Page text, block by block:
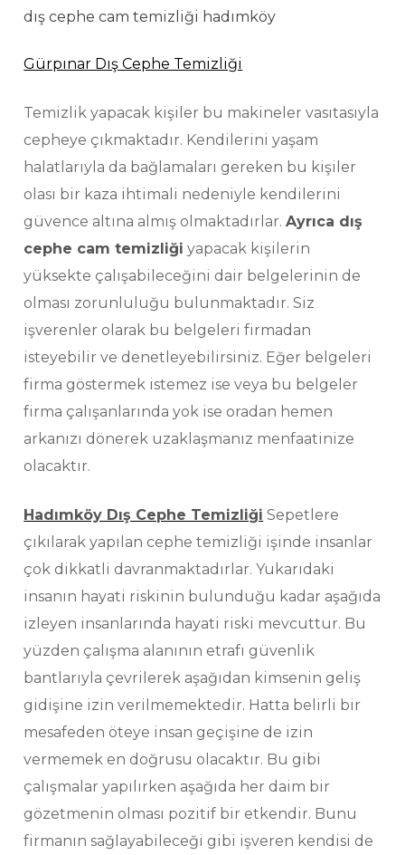
dış cephe cam temizliği hadımköy
Gürpınar Dış Cephe Temizliği
Temizlik yapacak kişiler bu makineler vasıtasıyla
cepheye çıkmaktadır. Kendilerini yaşam
halatlarıyla da bağlamaları gereken bu kişiler
olası bir kaza ihtimali nedeniyle kendilerini
güvence altına almış olmaktadırlar.Ayrıca dış
cephe cam temizliği yapacak kişilerin
yüksekte çalışabileceğini dair belgelerinin de
olması zorunluluğu bulunmaktadır. Siz
işverenler olarak bu belgeleri firmadan
isteyebilir ve denetleyebilirsiniz. Eğer belgeleri
firma göstermek istemez ise veya bu belgeler
firma çalışanlarında yok ise oradan hemen
arkanızı dönerek uzaklaşmanız menfaatinize
olacaktır.
Hadımköy Dış Cephe Temizliği Sepetlere
çıkılarak yapılan cephe temizliği işinde insanlar
çok dikkatli davranmaktadırlar. Yukarıdaki
insanın hayati riskinin bulunduğu kadar aşağıda
izleyen insanlarında hayati riski mevcuttur. Bu
yüzden çalışma alanının etrafı güvenlik
bantlarıyla çevrilerek aşağıdan kimsenin geliş
gidişine izin verilmemektedir. Hatta belirli bir
mesafeden öteye insan geçişine de izin
vermemek en doğrusu olacaktır. Bu gibi
çalışmalar yapılırken aşağıda her daim bir
gözetmenin olması pozitif bir etkendir. Bunu
firmanın sağlayabileceği gibi işveren kendisi de